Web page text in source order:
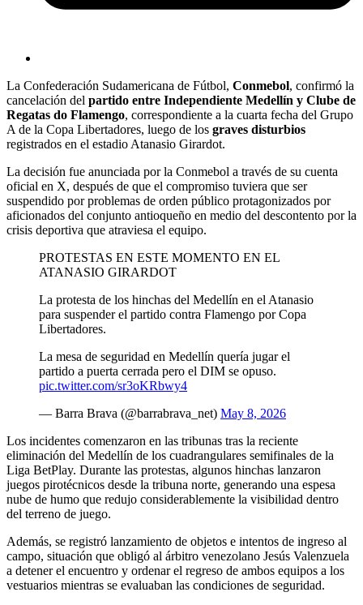
La Confederación Sudamericana de Fútbol, Conmebol, confirmó la
cancelación del partido entre Independiente Medellín y Clube de
Regatas do Flamengo, correspondiente a la cuarta fecha del Grupo
A de la Copa Libertadores, luego de los graves disturbios
registrados en el estadio Atanasio Girardot.
La decisión fue anunciada por la Conmebol a través de su cuenta
oficial en X, después de que el compromiso tuviera que ser
suspendido por problemas de orden público protagonizados por
aficionados del conjunto antioqueño en medio del descontento por la
crisis deportiva que atraviesa el equipo.
PROTESTAS EN ESTE MOMENTO EN EL
ATANASIO GIRARDOT
La protesta de los hinchas del Medellín en el Atanasio
para suspender el partido contra Flamengo por Copa
Libertadores.
La mesa de seguridad en Medellín quería jugar el
partido a puerta cerrada pero el DIM se opuso.
pic.twitter.com/sr3oKRbwy4
— Barra Brava (@barrabrava_net) May 8, 2026
Los incidentes comenzaron en las tribunas tras la reciente
eliminación del Medellín de los cuadrangulares semifinales de la
Liga BetPlay. Durante las protestas, algunos hinchas lanzaron
juegos pirotécnicos desde la tribuna norte, generando una espesa
nube de humo que redujo considerablemente la visibilidad dentro
del terreno de juego.
Además, se registró lanzamiento de objetos e intentos de ingreso al
campo, situación que obligó al árbitro venezolano Jesús Valenzuela
a detener el encuentro y ordenar el regreso de ambos equipos a los
vestuarios mientras se evaluaban las condiciones de seguridad.